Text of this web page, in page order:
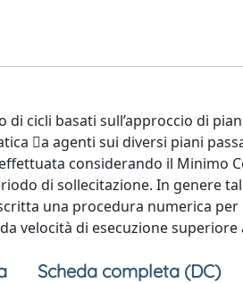
cicli basati sull’approccio di
a agenti sui diversi piani
considerando il Minimo
di sollecitazione. In genere
una procedura numerica
velocità di esecuzione superiore
Scheda completa (DC)